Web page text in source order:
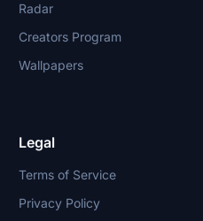
Radar
Creators Program
Wallpapers
Legal
Terms of Service
Privacy Policy